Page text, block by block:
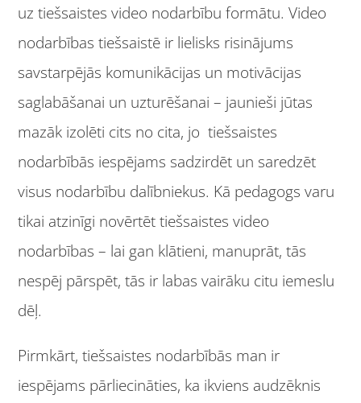
uz tiešsaistes video nodarbību formātu. Video
nodarbības tiešsaistē ir lielisks risinājums
savstarpējās komunikācijas un motivācijas
saglabāšanai un uzturēšanai – jaunieši jūtas
mazāk izolēti cits no cita, jo tiešsaistes
nodarbībās iespējams sadzirdēt un saredzēt
visus nodarbību dalībniekus. Kā pedagogs varu
tikai atzinīgi novērtēt tiešsaistes video
nodarbības – lai gan klātieni, manuprāt, tās
nespēj pārspēt, tās ir labas vairāku citu iemeslu
dēļ.
Pirmkārt, tiešsaistes nodarbībās man ir
iespējams pārliecināties, ka ikviens audzēknis